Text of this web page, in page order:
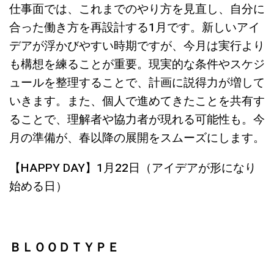
仕事面では、これまでのやり方を見直し、自分に
合った働き方を再設計する1月です。新しいアイ
デアが浮かびやすい時期ですが、今月は実行より
も構想を練ることが重要。現実的な条件やスケジ
ュールを整理することで、計画に説得力が増して
いきます。 また、個人で進めてきたことを共有す
ることで、理解者や協力者が現れる可能性も。今
月の準備が、春以降の展開をスムーズにします。
【HAPPY DAY】1月22日（アイデアが形になり
始める日）
ＢＬＯＯＤＴＹＰＥ